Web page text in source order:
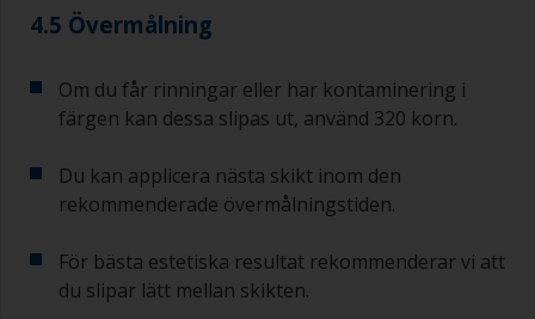
4.5 Övermålning
Om du får rinningar eller har kontaminering i
färgen kan dessa slipas ut, använd 320 korn.
Du kan applicera nästa skikt inom den
rekommenderade övermålningstiden.
För bästa estetiska resultat rekommenderar vi att
du slipar lätt mellan skikten.